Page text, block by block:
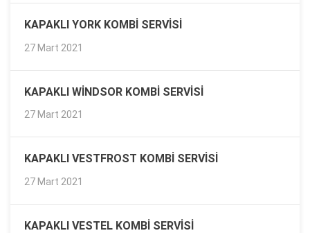
KAPAKLI YORK KOMBI SERVISI
27 Mart 2021
KAPAKLI WINDSOR KOMBI SERVISI
27 Mart 2021
KAPAKLI VESTFROST KOMBI SERVISI
27 Mart 2021
KAPAKLI VESTEL KOMBI SERVISI